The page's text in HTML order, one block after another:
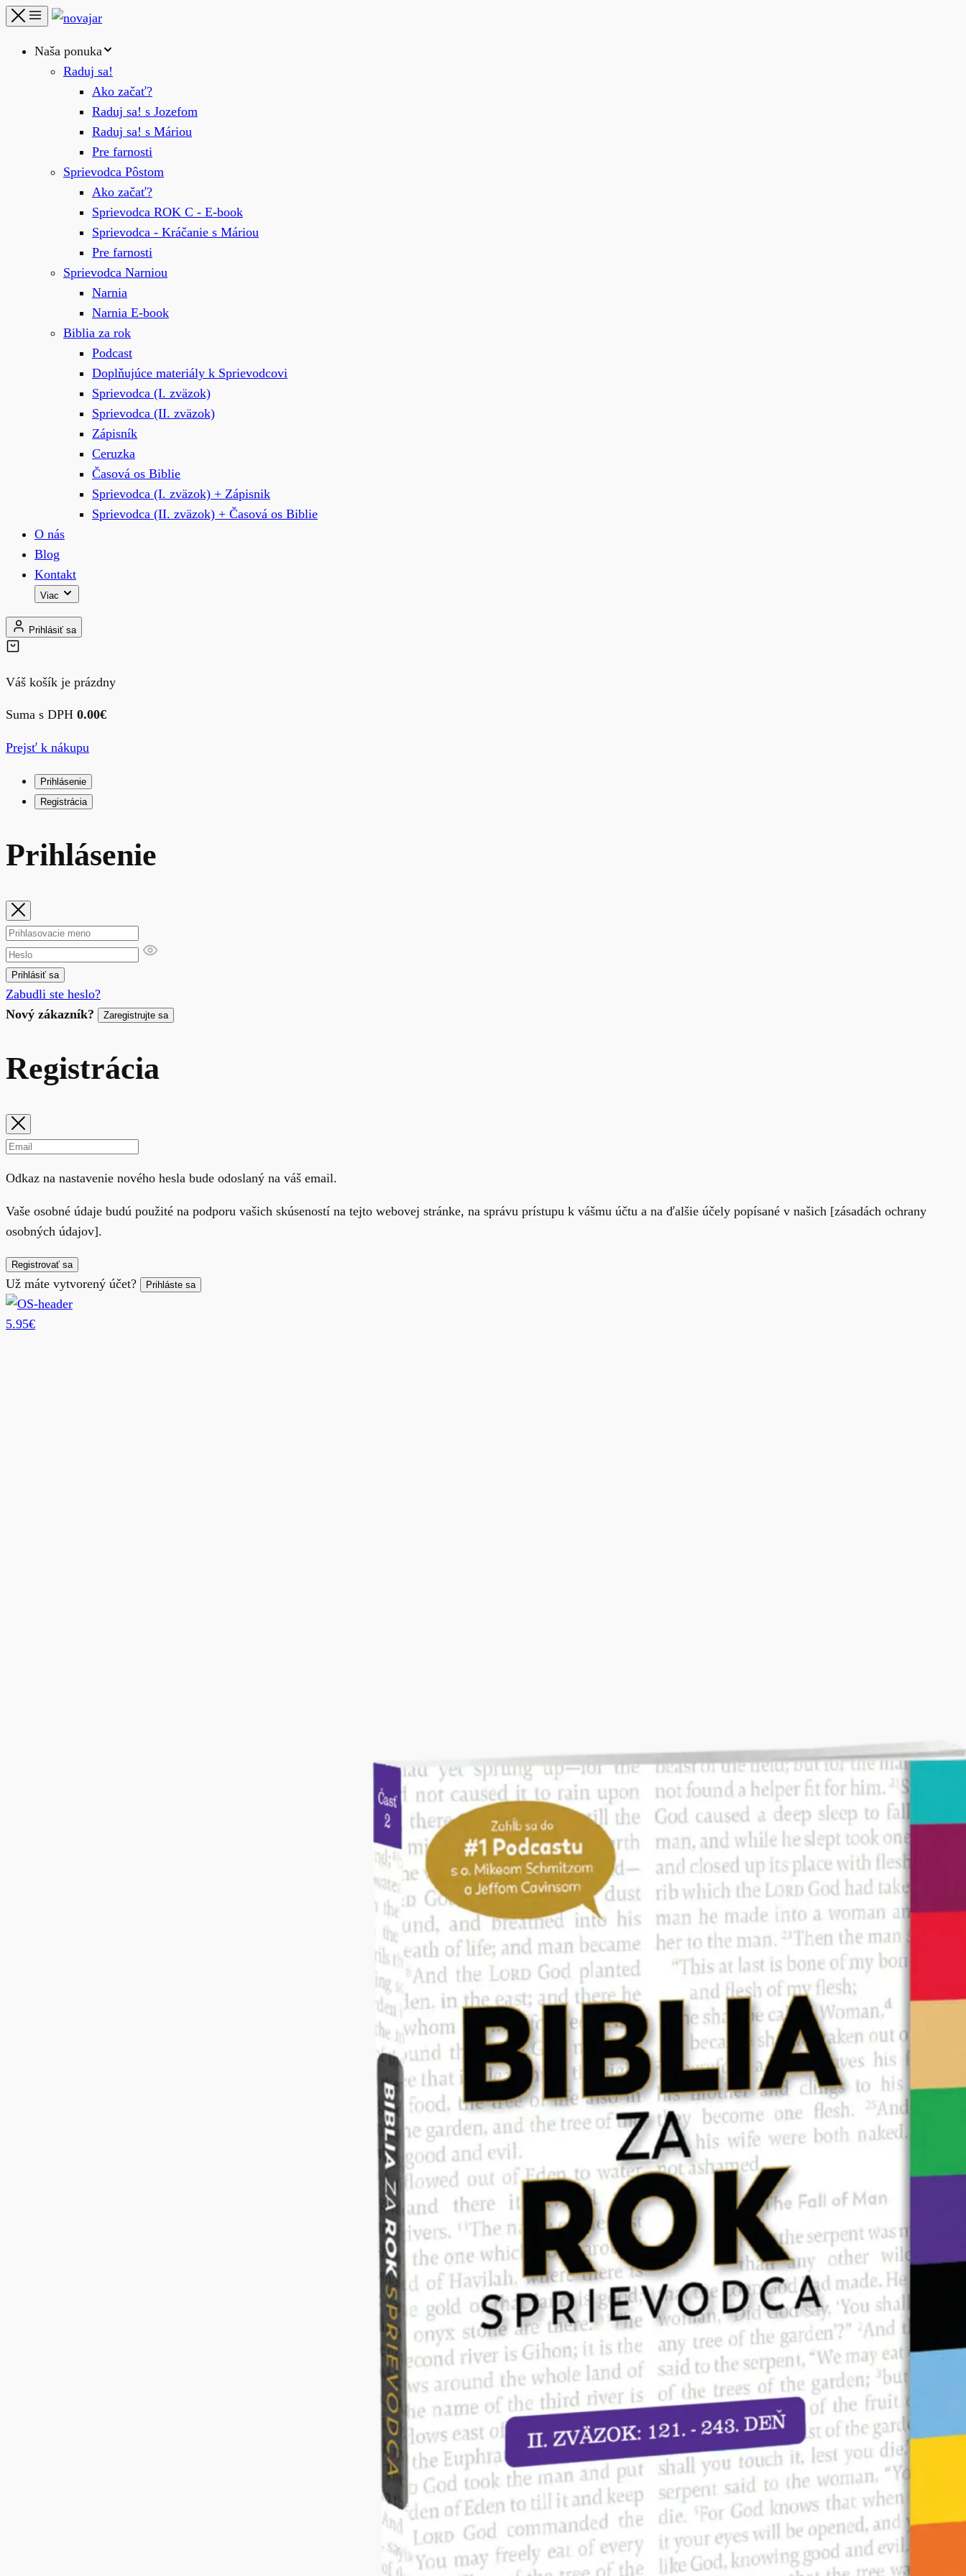
Naša ponuka
Raduj sa!
Ako začať?
Raduj sa! s Jozefom
Raduj sa! s Máriou
Pre farnosti
Sprievodca Pôstom
Ako začať?
Sprievodca ROK C - E-book
Sprievodca - Kráčanie s Máriou
Pre farnosti
Sprievodca Narniou
Narnia
Narnia E-book
Biblia za rok
Podcast
Doplňujúce materiály k Sprievodcovi
Sprievodca (I. zväzok)
Sprievodca (II. zväzok)
Zápisník
Ceruzka
Časová os Biblie
Sprievodca (I. zväzok) + Zápisnik
Sprievodca (II. zväzok) + Časová os Biblie
O nás
Blog
Kontakt
Viac
Prihlásiť sa
Váš košík je prázdny
Suma s DPH 0.00€
Prejsť k nákupu
Prihlásenie
Registrácia
Prihlásenie
Prihlásiť sa
Zabudli ste heslo?
Nový zákazník?
Zaregistrujte sa
Registrácia
Odkaz na nastavenie nového hesla bude odoslaný na váš email.
Vaše osobné údaje budú použité na podporu vašich skúseností na tejto webovej stránke, na správu prístupu k vášmu účtu a na ďalšie účely popísané v našich [zásadách ochrany
osobných údajov].
Registrovať sa
Už máte vytvorený účet? Prihláste sa
5.95€